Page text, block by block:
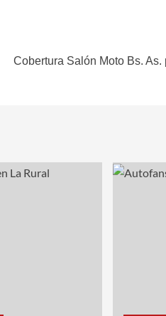
Cobertura Salón Moto Bs.